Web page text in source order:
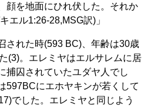
顔を地面にひれ伏した。それか
エル1:26-28,MSG訳)」
された時(593 BC)、年齢は30歳
(3)。エレミヤはエルサレムに居
捕囚されていたユダヤ人でし
597BCにエホヤキンが若くして
でした。エレミヤと同じよう